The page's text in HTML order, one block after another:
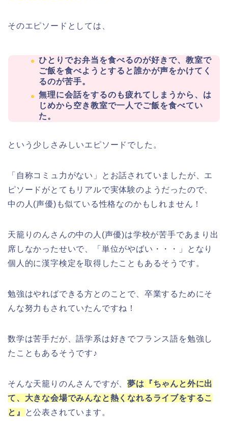
そのエピソードとしては、
ひとりでお弁当を食べるのが好きで、教室で
ご飯を食べようとすると誰かが声をかけてく
るのが苦手。
無理に会話をするのも疲れてしまうから、は
じめから空き教室で一人でご飯を食べてい
た。
という少しさみしいエピソードでした。
「自称コミュ力がない」とお話されていましたが、エ
ピソードがとてもリアルで実体験のようだったので、
中の人(声優)も似ている性格なのかもしれません！
天籠りのんさんの中の人(声優)は学校が苦手であまり出
席しなかったせいで、「単位がやばい・・・」となり
個人的に漢字検定を取得したこともあるそうです。
勉強はやればできる方とのことで、卒業するためにそ
んな努力もされていたんですね！
数学は苦手だが、語学系は好きでフランス語を勉強し
たこともあるそうです♪
そんな天籠りのんさんですが、夢は『ちゃんと外に出
て、大きな会場でみんなと熱くなれるライブをするこ
と』
と公表されています。